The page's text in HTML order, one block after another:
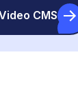
CMS